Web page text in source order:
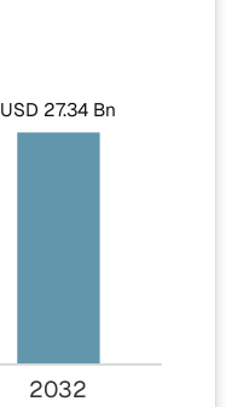
USD 27.34 Bn
2032